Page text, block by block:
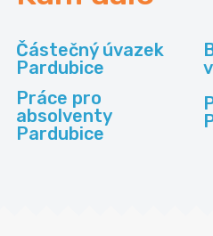
Částečný úvazek
Pardubice
Práce pro
absolventy
Pardubice